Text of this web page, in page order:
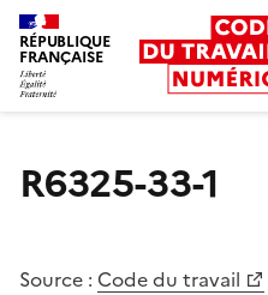
RÉPUBLIQUE
FRANÇAISE
R6325-33-1
Source : Code du travail